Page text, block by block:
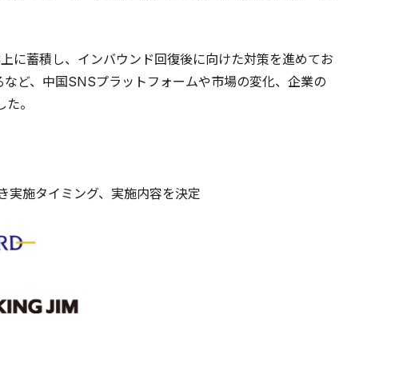
に蓄積し、インバウンド回復後に向けた対策を進めてお
ど、中国SNSプラットフォームや市場の変化、企業の
。
施タイミング、実施内容を決定